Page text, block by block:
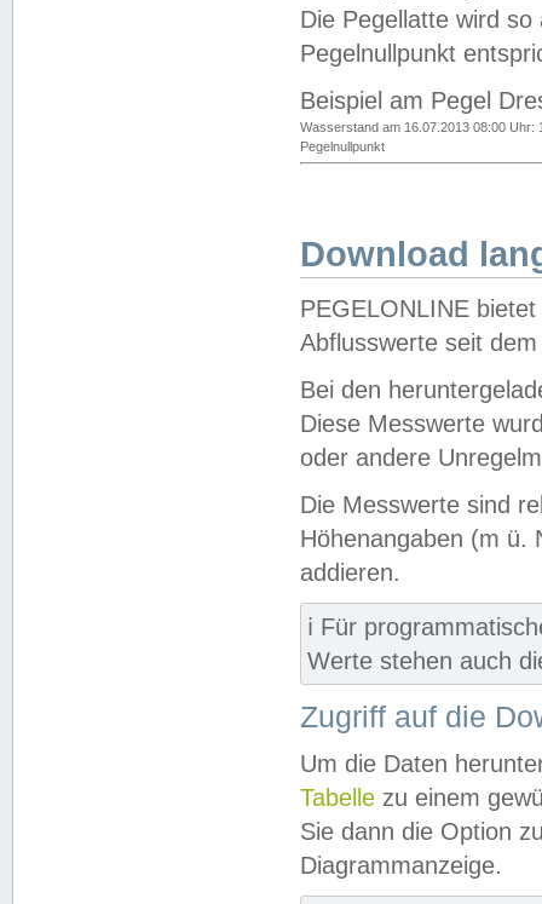
Die Pegellatte wird
Pegelnullpunkt
Beispiel am Pegel
Wasserstand am 16.07.2013 08:00 Uhr:
Pegelnullpunkt
Download
PEGELONLINE
Abflusswerte seit
Bei den
Diese Messwerte
oder andere
Die Messwerte sind
Höhenangaben (m ü.
addieren.
ℹ️ Für
Werte stehen auch
Zugriff auf die
Um die Daten
Tabelle zu einem
Sie dann die Option
Diagrammanzeige.